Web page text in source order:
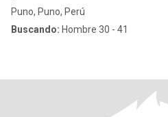
Puno, Puno, Perú
Buscando: Hombre 30 - 41